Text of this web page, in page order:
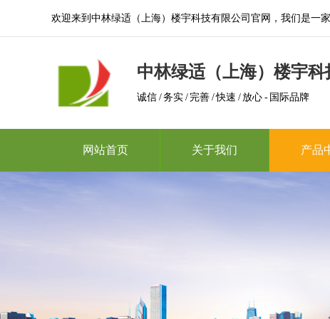
欢迎来到中林绿适（上海）楼宇科技有限公司官网，我们是一
中林绿适（上海）楼宇科
诚信 / 务实 / 完善 / 快速 / 放心 - 国际品牌
网站首页 关于我们 产品